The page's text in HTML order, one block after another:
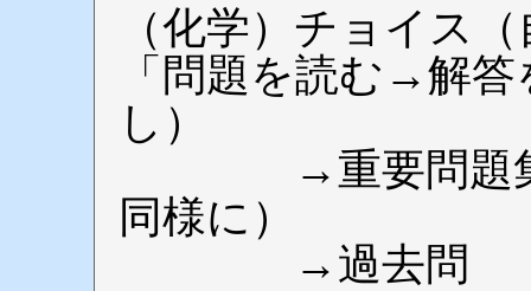
（化学）チョイス
「問題を読む→解
し）
→重要問題集or
同様に）
→過去問